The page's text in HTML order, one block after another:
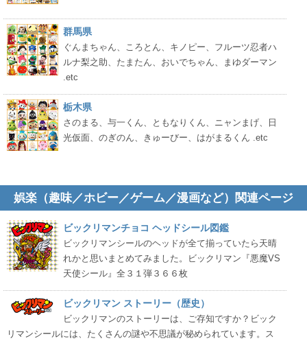
群馬県
ぐんまちゃん、ころとん、キノピー、フルーツ忍者ハ
ルナ梨之助、たまたん、おいでちゃん、まゆダーマン
.etc
栃木県
さのまる、与一くん、ともなりくん、ニャンまげ、日
光仮面、のぎのん、きゅーびー、はがまるくん .etc
娯楽（趣味／ホビー／ゲーム／漫画など）関連ページ
ビックリマンチョコ ヘッドシール図鑑
ビックリマンシールのヘッドが全て揃っていたら天晴
れかと思いまとめてみました。ビックリマン『悪魔VS
天使シール』全３１弾３６６枚
ビックリマン ストーリー（歴史）
ビックリマンのストーリーは、ご存知ですか？ビック
リマンシールには、たくさんの謎や不思議が秘められています。ス